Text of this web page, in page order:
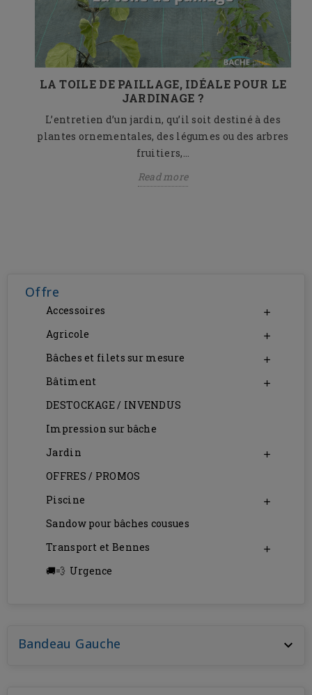
LA TOILE DE PAILLAGE, IDÉALE POUR LE
JARDINAGE ?
L’entretien d’un jardin, qu’il soit destiné à des
plantes ornementales, des légumes ou des arbres
fruitiers,...
Read more
Offre
Accessoires 
Agricole 
Bâches et filets sur mesure 
Bâtiment 
DESTOCKAGE / INVENDUS
Impression sur bâche
Jardin

OFFRES / PROMOS
Piscine

Sandow pour bâches cousues
Transport et Bennes

Urgence
Bandeau Gauche 